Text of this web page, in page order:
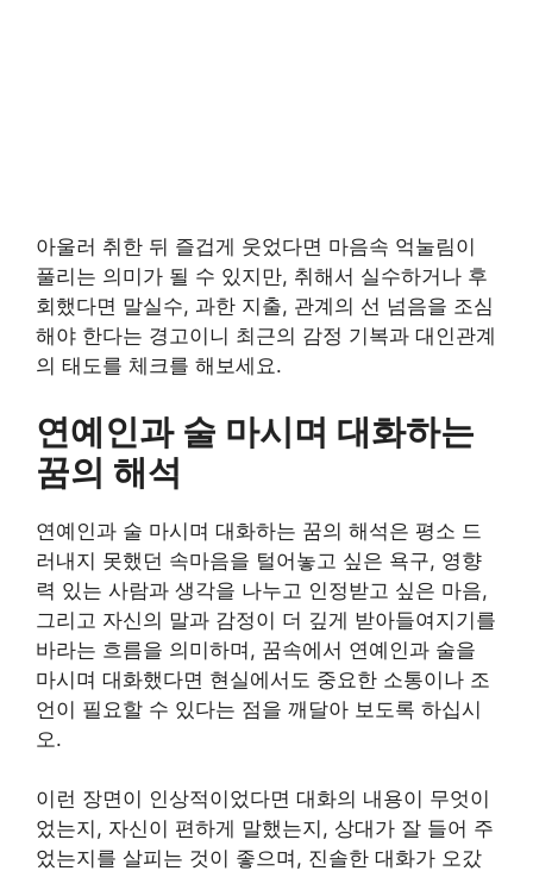
아울러 취한 뒤 즐겁게 웃었다면 마음속 억눌림이
풀리는 의미가 될 수 있지만, 취해서 실수하거나 후
회했다면 말실수, 과한 지출, 관계의 선 넘음을 조심
해야 한다는 경고이니 최근의 감정 기복과 대인관계
의 태도를 체크를 해보세요.
연예인과 술 마시며 대화하는
꿈의 해석
연예인과 술 마시며 대화하는 꿈의 해석은 평소 드
러내지 못했던 속마음을 털어놓고 싶은 욕구, 영향
력 있는 사람과 생각을 나누고 인정받고 싶은 마음,
그리고 자신의 말과 감정이 더 깊게 받아들여지기를
바라는 흐름을 의미하며, 꿈속에서 연예인과 술을
마시며 대화했다면 현실에서도 중요한 소통이나 조
언이 필요할 수 있다는 점을 깨달아 보도록 하십시
오.
이런 장면이 인상적이었다면 대화의 내용이 무엇이
었는지, 자신이 편하게 말했는지, 상대가 잘 들어 주
었는지를 살피는 것이 좋으며, 진솔한 대화가 오갔